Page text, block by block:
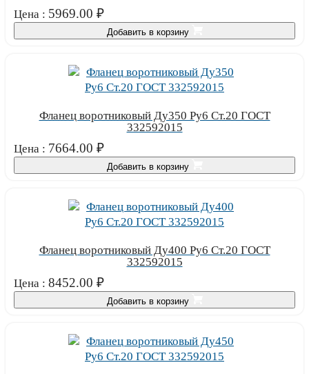
Цена : 5969.00 ₽
Добавить в корзину
Фланец воротниковый Ду350 Ру6 Ст.20 ГОСТ
332592015
Цена : 7664.00 ₽
Добавить в корзину
Фланец воротниковый Ду400 Ру6 Ст.20 ГОСТ
332592015
Цена : 8452.00 ₽
Добавить в корзину